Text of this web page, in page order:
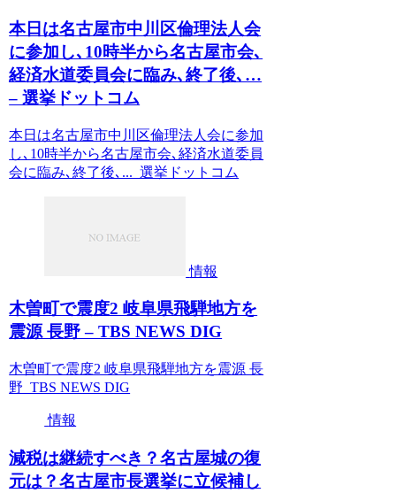
本日は名古屋市中川区倫理法人会
に参加し､10時半から名古屋市会､
経済水道委員会に臨み､終了後､…
– 選挙ドットコム
本日は名古屋市中川区倫理法人会に参加
し､10時半から名古屋市会､経済水道委員
会に臨み､終了後､... 選挙ドットコム
情報
木曽町で震度2 岐阜県飛騨地方を
震源 長野 – TBS NEWS DIG
木曽町で震度2 岐阜県飛騨地方を震源 長
野 TBS NEWS DIG
情報
減税は継続すべき？名古屋城の復
元は？名古屋市長選挙に立候補し